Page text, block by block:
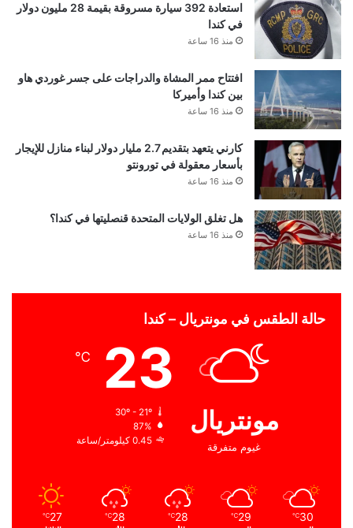
استعادة 392 سيارة مسروقة بقيمة 28 مليون دولار
في كندا
منذ 16 ساعة
افتتاح ممر المشاة والدراجات على جسر غوردي هاو
بين كندا وأميركا
منذ 16 ساعة
كارني يتعهد بتقديم 2.7 مليار دولار لبناء منازل للإيجار
بأسعار معقولة في تورونتو
منذ 16 ساعة
هل تغلق الولايات المتحدة قنصليتها في كندا؟
منذ 16 ساعة
حالة الطقس في مونتريال – كندا
مونتريال
غيوم متفرقة
23
℃
30º - 21º
87%
0.45 كيلومتر/ساعة
30
℃
29
℃
28
℃
28
℃
27
℃